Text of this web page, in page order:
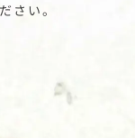
さい。